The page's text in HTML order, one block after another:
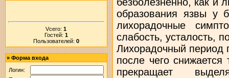
Vсего:1
Гостей: 1
Пользователей: 0
» Форма входа
Логин:
образования язвы у
лихорадочные
слабость, усталость,
Лихорадочный период
после чего
прекращает